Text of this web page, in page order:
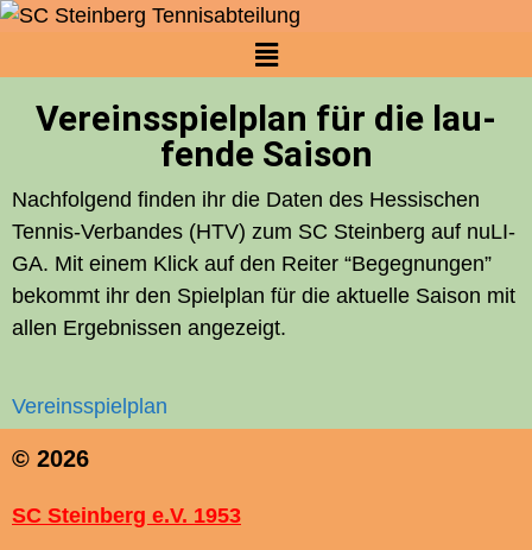
Vereins­spielplan für die lau­
fen­de Saison
Nach­fol­gend fin­den ihr die Daten des Hes­si­schen
Ten­nis-Ver­ban­des (HTV) zum SC Stein­berg auf nuLI­
GA. Mit einem Klick auf den Rei­ter “Begeg­nun­gen”
bekommt ihr den Spiel­plan für die aktu­el­le Sai­son mit
allen Ergeb­nis­sen angezeigt.
Ver­eins­spiel­plan
© 2026
SC Steinberg e.V. 1953